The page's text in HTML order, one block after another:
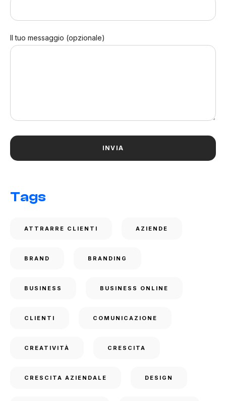
Il tuo messaggio (opzionale)
Tags
ATTRARRE CLIENTI AZIENDE
BRAND BRANDING
BUSINESS BUSINESS ONLINE
CLIENTI COMUNICAZIONE
CREATIVITÀ CRESCITA
CRESCITA AZIENDALE DESIGN